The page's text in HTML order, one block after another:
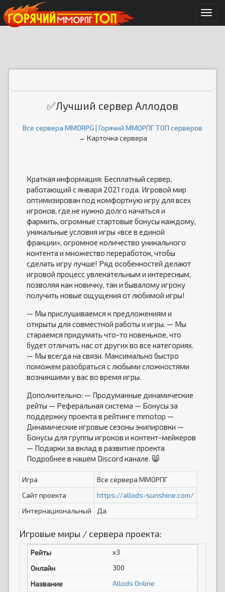
Меню
✅Лучший сервер Аллодов
Все сервера MMORPG | Горячий ММОРПГ ТОП серверов
→ Карточка сервера
Краткая информация: Бесплатный сервер,
работающий с января 2021 года. Игровой мир
оптимизирован под комфортную игру для всех
игроков, где не нужно долго качаться и
фармить, огромные стартовые бонусы каждому,
уникальные условия игры «все в единой
фракции», огромное количество уникального
контента и множество переработок, чтобы
сделать игру лучше! Ряд особенностей делают
игровой процесс увлекательным и интересным,
позволяя как новичку, так и бывалому игроку
получить новые ощущения от любимой игры!
— Мы прислушиваемся к предложениям и
открыты для совместной работы и игры. — Мы
стараемся придумать что-то новенькое, что
будет отличать нас от других во все категориях.
— Мы всегда на связи. Максимально быстро
поможем разобраться с любыми сложностями
возникшими у вас во время игры.
Дополнительно: — Продуманные динамические
рейты — Реферальная система — Бонусы за
поддержку проекта в рейтинге mmotop —
Динамические игровые сезоны экипировки —
Бонусы для группы игроков и контент-мейкеров
— Подарки за вклад в развитие проекта
Подробнее в нашем Discord канале. 😸
Игра
Все сервера ММОРПГ
Сайт проекта
https://allods-sunshine.com/
Интернациональный
Да
Игровые миры / сервера проекта:
x3
300
Allods Online